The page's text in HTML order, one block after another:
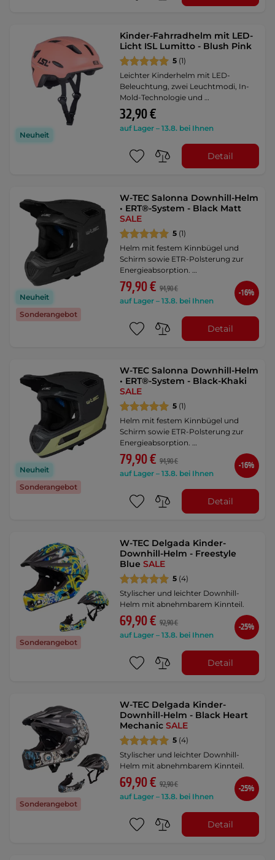
Neuheit
Kinder-Fahrradhelm mit LED-
Licht ISL Lumitto - Blush Pink
5 (1)
Leichter Kinderhelm mit LED-
Beleuchtung, zwei Leuchtmodi, In-
Mold-Technologie und …
32,90 €
auf Lager – 13.8. bei Ihnen
Detail
Neuheit
Sonderangebot
W-TEC Salonna Downhill-Helm
• ERT®-System - Black Matt
SALE
5 (1)
Helm mit festem Kinnbügel und
Schirm sowie ETR-Polsterung zur
Energieabsorption. …
79,90 € 94,90 €
auf Lager – 13.8. bei Ihnen
-16%
Detail
Neuheit
Sonderangebot
W-TEC Salonna Downhill-Helm
• ERT®-System - Black-Khaki
SALE
5 (1)
Helm mit festem Kinnbügel und
Schirm sowie ETR-Polsterung zur
Energieabsorption. …
79,90 € 94,90 €
auf Lager – 13.8. bei Ihnen
-16%
Detail
Sonderangebot
W-TEC Delgada Kinder-
Downhill-Helm - Freestyle
BlueSALE
5 (4)
Stylischer und leichter Downhill-
Helm mit abnehmbarem Kinnteil.
69,90 € 92,90 €
auf Lager – 13.8. bei Ihnen
-25%
Detail
Sonderangebot
W-TEC Delgada Kinder-
Downhill-Helm - Black Heart
MechanicSALE
5 (4)
Stylischer und leichter Downhill-
Helm mit abnehmbarem Kinnteil.
69,90 € 92,90 €
auf Lager – 13.8. bei Ihnen
-25%
Detail